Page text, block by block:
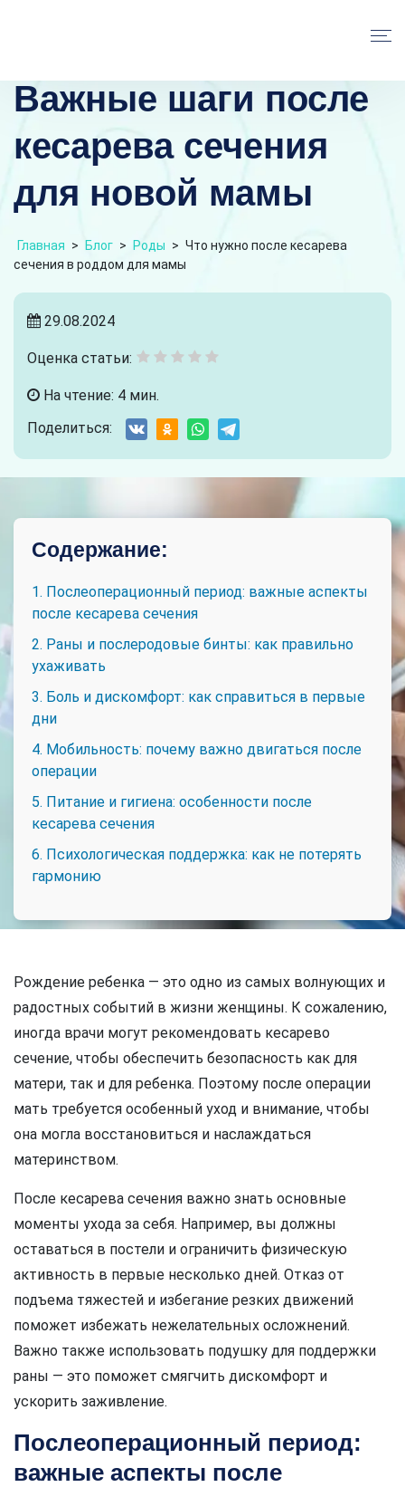
Важные шаги после
кесарева сечения
для новой мамы
Главная > Блог > Роды > Что нужно после кесарева
сечения в роддом для мамы
29.08.2024
Оценка статьи:
На чтение: 4 мин.
Поделиться:
Содержание:
1. Послеоперационный период: важные аспекты
после кесарева сечения
2. Раны и послеродовые бинты: как правильно
ухаживать
3. Боль и дискомфорт: как справиться в первые
дни
4. Мобильность: почему важно двигаться после
операции
5. Питание и гигиена: особенности после
кесарева сечения
6. Психологическая поддержка: как не потерять
гармонию
Рождение ребенка — это одно из самых волнующих и
радостных событий в жизни женщины. К сожалению,
иногда врачи могут рекомендовать кесарево
сечение, чтобы обеспечить безопасность как для
матери, так и для ребенка. Поэтому после операции
мать требуется особенный уход и внимание, чтобы
она могла восстановиться и наслаждаться
материнством.
После кесарева сечения важно знать основные
моменты ухода за себя. Например, вы должны
оставаться в постели и ограничить физическую
активность в первые несколько дней. Отказ от
подъема тяжестей и избегание резких движений
поможет избежать нежелательных осложнений.
Важно также использовать подушку для поддержки
раны — это поможет смягчить дискомфорт и
ускорить заживление.
Послеоперационный период:
важные аспекты после